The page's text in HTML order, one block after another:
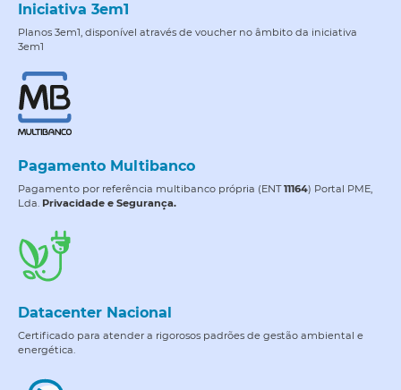
Iniciativa 3em1
Planos 3em1, disponível através de voucher no âmbito da iniciativa
3em1
Pagamento Multibanco
Pagamento por referência multibanco própria (ENT11164) Portal PME,
Lda. Privacidade e Segurança.
Datacenter Nacional
Certificado para atender a rigorosos padrões de gestão ambiental e
energética.